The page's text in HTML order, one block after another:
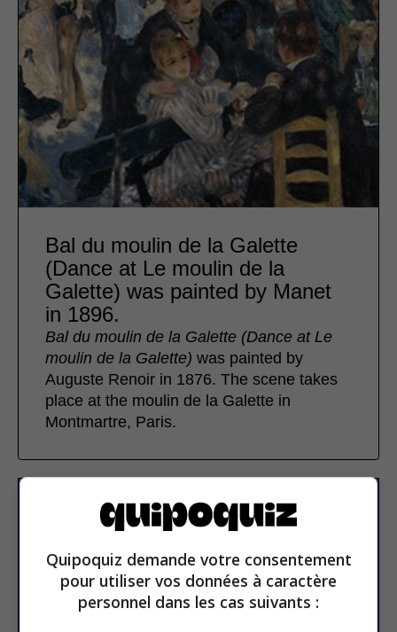
Bal du moulin de la Galette
(Dance at Le moulin de la
Galette) was painted by Manet
in 1896.
Bal du moulin de la Galette (Dance at Le
moulin de la Galette) was painted by
Auguste Renoir in 1876. The scene takes
place at the moulin de la Galette in
Montmartre, Paris.
Subscribe to our
Email address
Quipoquiz demande votre consentement
pour utiliser vos données à caractère
personnel dans les cas suivants :